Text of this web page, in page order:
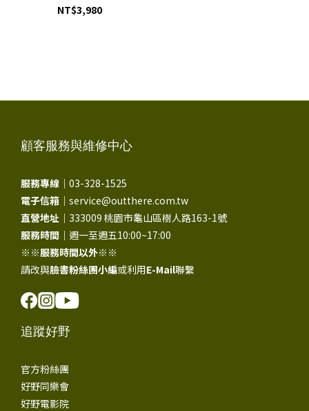
NT$3,980
顧客服務與維修中心
服務專線｜ 03-328-1525
電子信箱｜ service@outthere.com.tw
直營地址｜ 333009 桃園市龜山區樹人路163-1號
服務時間｜ 週一至週五10:00~17:00
※※服務時間以外※※
請改與臉書粉絲團小編或利用E-Mail聯繫
追蹤好野
官方粉絲團
好野同樂會
好野電影院